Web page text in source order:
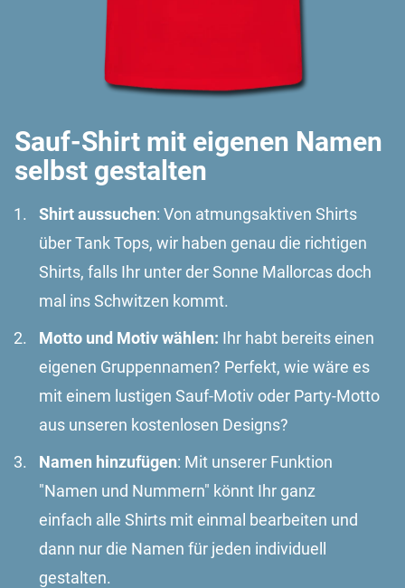
Sauf-Shirt mit eigenen Namen
selbst gestalten
Shirt aussuchen: Von atmungsaktiven Shirts
über Tank Tops, wir haben genau die richtigen
Shirts, falls Ihr unter der Sonne Mallorcas doch
mal ins Schwitzen kommt.
Motto und Motiv wählen: Ihr habt bereits einen
eigenen Gruppennamen? Perfekt, wie wäre es
mit einem lustigen Sauf-Motiv oder Party-Motto
aus unseren kostenlosen Designs?
Namen hinzufügen: Mit unserer Funktion
"Namen und Nummern" könnt Ihr ganz
einfach alle Shirts mit einmal bearbeiten und
dann nur die Namen für jeden individuell
gestalten.